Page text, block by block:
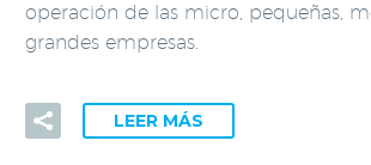
operación de las micro, pequeñas,
grandes empresas.
LEER MÁS